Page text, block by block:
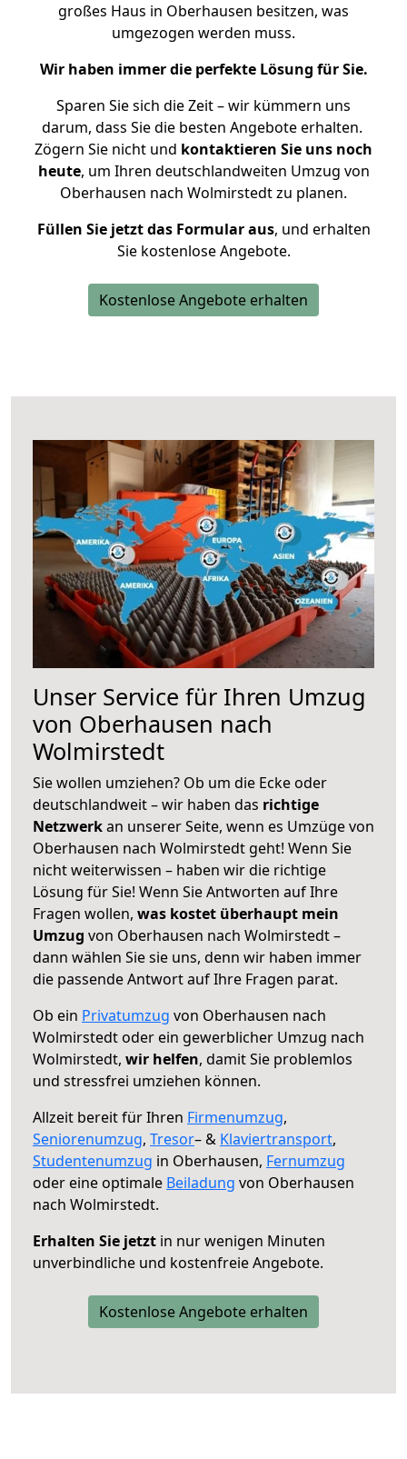
großes Haus in Oberhausen besitzen, was
umgezogen werden muss.
Wir haben immer die perfekte Lösung für Sie.
Sparen Sie sich die Zeit – wir kümmern uns
darum, dass Sie die besten Angebote erhalten.
Zögern Sie nicht und kontaktieren Sie uns noch
heute, um Ihren deutschlandweiten Umzug von
Oberhausen nach Wolmirstedt zu planen.
Füllen Sie jetzt das Formular aus, und erhalten
Sie kostenlose Angebote.
Kostenlose Angebote erhalten
Unser Service für Ihren Umzug
von Oberhausen nach
Wolmirstedt
Sie wollen umziehen? Ob um die Ecke oder
deutschlandweit – wir haben das richtige
Netzwerkan unserer Seite, wenn es Umzüge von
Oberhausen nach Wolmirstedt geht! Wenn Sie
nicht weiterwissen – haben wir die richtige
Lösung für Sie! Wenn Sie Antworten auf Ihre
Fragen wollen, was kostet überhaupt mein
Umzug von Oberhausen nach Wolmirstedt –
dann wählen Sie sie uns, denn wir haben immer
die passende Antwort auf Ihre Fragen parat.
Ob ein Privatumzug von Oberhausen nach
Wolmirstedt oder ein gewerblicher Umzug nach
Wolmirstedt, wir helfen, damit Sie problemlos
und stressfrei umziehen können.
Allzeit bereit für Ihren Firmenumzug,
Seniorenumzug, Tresor– & Klaviertransport,
Studentenumzug in Oberhausen, Fernumzug
oder eine optimale Beiladung von Oberhausen
nach Wolmirstedt.
Erhalten Sie jetzt in nur wenigen Minuten
unverbindliche und kostenfreie Angebote.
Kostenlose Angebote erhalten